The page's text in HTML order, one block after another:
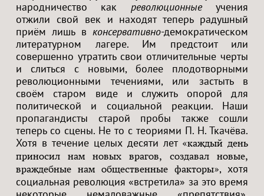
народничество как революционныеучения
отжили свой век и находят теперь радушный
приём лишь в консервативно-демократическом
литературном лагере. Им предстоит или
совершенно утратить свои отличительные черты
и слиться с новыми, более плодотворными
революционными течениями, или застыть в
своём старом виде и служить опорой для
политической и социальной реакции. Наши
пропагандисты старой пробы также сошли
теперь со сцены. Не то с теориями П. Н. Ткачёва.
Хотя в течение целых десяти лет «каждый день
приносил нам новых врагов, создавал новые,
враждебные нам общественные факторы», хотя
социальная революция «встретила» за это время